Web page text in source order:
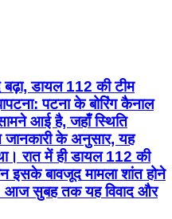
बढ़ा, डायल 112 की टीम
पटना के बोरिंग कैनाल
आई है, जहाँ स्थिति
जानकारी के अनुसार, यह
रात में ही डायल 112 की
इसके बावजूद मामला शांत होने
आज सुबह तक यह विवाद और